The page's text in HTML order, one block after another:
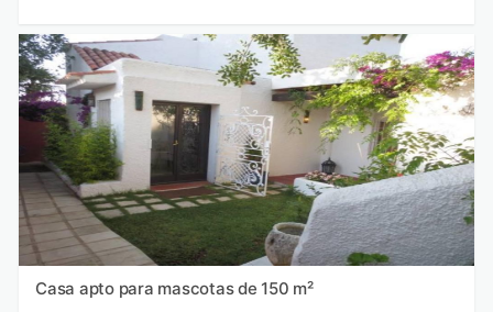
Casa apto para mascotas de 150 m²